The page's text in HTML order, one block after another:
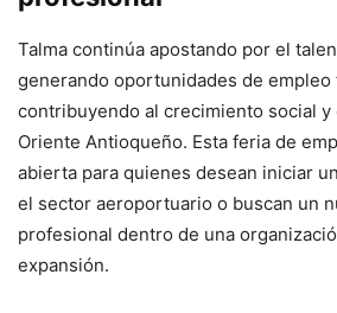
Talma continúa apostando por el
generando oportunidades de empleo
contribuyendo al crecimiento social y
Oriente Antioqueño. Esta feria de
abierta para quienes desean iniciar
el sector aeroportuario o buscan un
profesional dentro de una
expansión.